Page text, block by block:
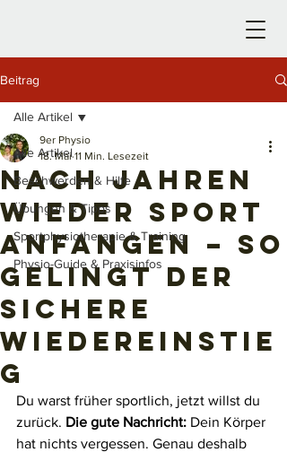
Beitrag
Alle Artikel
Beschwerden & Hilfe
Übungen & Tipps
Sportphysiotherapie & Training
Physio-Guide & Praxisinfos
Alle Artikel
Nach Jahren
wieder Sport
anfangen – so
gelingt der
sichere
Wiedereinstie
g
9er Physio
18. Mai 11 Min. Lesezeit
Du warst früher sportlich, jetzt willst du
zurück. Die gute Nachricht: Dein Körper
hat nichts vergessen. Genau deshalb